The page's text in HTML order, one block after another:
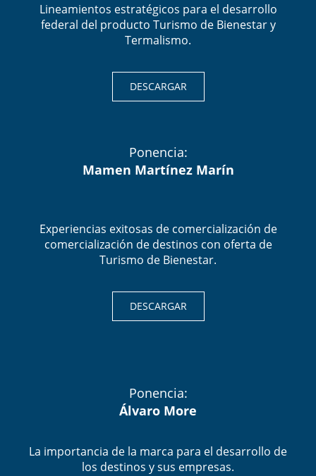
Lineamientos estratégicos para el desarrollo
federal del producto Turismo de Bienestar y
Termalismo.
DESCARGAR
Ponencia:
Mamen Martínez Marín
Experiencias exitosas de comercialización de
comercialización de destinos con oferta de
Turismo de Bienestar.
DESCARGAR
Ponencia:
Álvaro More
La importancia de la marca para el desarrollo de
los destinos y sus empresas.